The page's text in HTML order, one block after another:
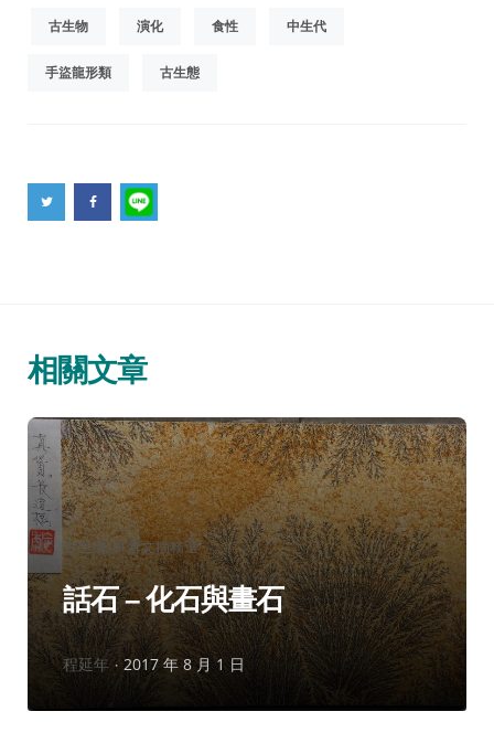
古生物 演化 食性 中生代
手盜龍形類 古生態
相關文章
分
類：
古生物 科普文摘精選
話石 – 化石與畫石
作
程延年 2017 年 8 月 1 日